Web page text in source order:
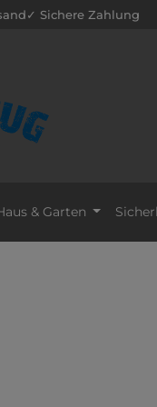
✓ Sichere Zahlung
& Garten